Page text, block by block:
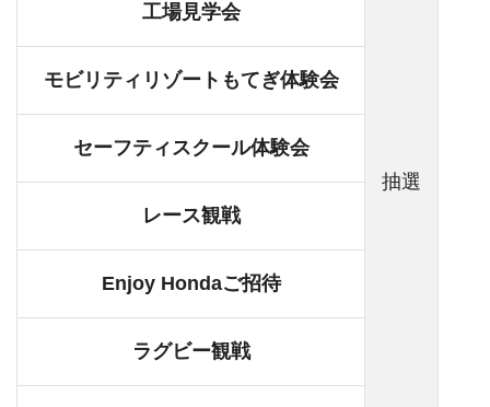
抽選
工場見学会
モビリティリゾートもてぎ体験会
セーフティスクール体験会
レース観戦
Enjoy Hondaご招待
ラグビー観戦